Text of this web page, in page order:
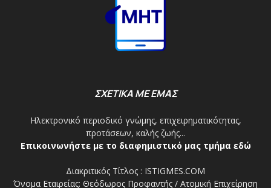
ΣΧΕΤΙΚΑ ΜΕ ΕΜΑΣ
Ηλεκτρονικό περιοδικό γνώμης, επιχειρηματικότητας,
προτάσεων, καλής ζωής...
Επικοινωνήστε με το διαφημιστικό μας τμήμα εδώ
Διακριτικός Τίτλος : ISTIGMES.COM
Όνομα Εταιρείας: Θεόδωρος Προφαντής / Ατομική Επιχείρηση